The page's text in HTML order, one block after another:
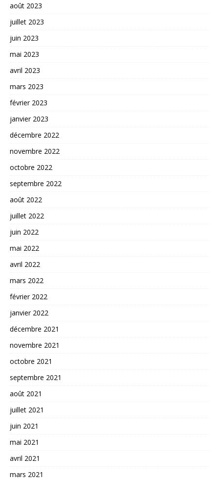
août 2023
juillet 2023
juin 2023
mai 2023
avril 2023
mars 2023
février 2023
janvier 2023
décembre 2022
novembre 2022
octobre 2022
septembre 2022
août 2022
juillet 2022
juin 2022
mai 2022
avril 2022
mars 2022
février 2022
janvier 2022
décembre 2021
novembre 2021
octobre 2021
septembre 2021
août 2021
juillet 2021
juin 2021
mai 2021
avril 2021
mars 2021